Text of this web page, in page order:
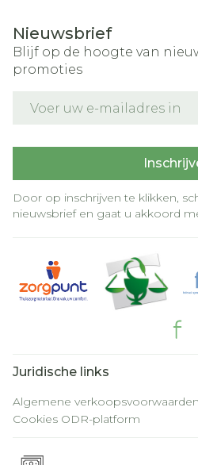
Nieuwsbrief
Blijf op de hoogte van
promoties
Door op inschrijven te klikken,
nieuwsbrief en gaat u akkoord
Juridische links
Algemene verkoopsvoorwaarden
Cookies ODR-platform